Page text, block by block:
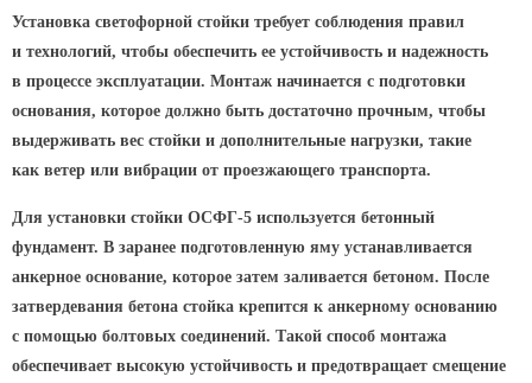
Кронштейн консольный для 2
светильников
Кронштейны для подвесных
светильников
Кронштейны для торшерных
светильников
Кронштейны для прожекторов
Кронштейны для опор однорожковые
ПАРКОВОЕ ОСВЕЩЕНИЕ
Установка светофорной стойки требует соблюдения правил
и технологий, чтобы обеспечить ее устойчивость и надежность
в процессе эксплуатации. Монтаж начинается с подготовки
основания, которое должно быть достаточно прочным, чтобы
выдерживать вес стойки и дополнительные нагрузки, такие
как ветер или вибрации от проезжающего транспорта.
Для установки стойки ОСФГ-5 используется бетонный
фундамент. В заранее подготовленную яму устанавливается
анкерное основание, которое затем заливается бетоном. После
затвердевания бетона стойка крепится к анкерному основанию
с помощью болтовых соединений. Такой способ монтажа
обеспечивает высокую устойчивость и предотвращает смещение